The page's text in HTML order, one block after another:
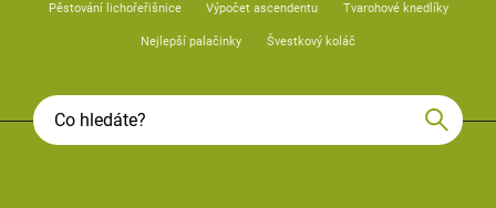
Pěstování lichořeřišnice Výpočet ascendentu Tvarohové knedlíky
Nejlepší palačinky Švestkový koláč